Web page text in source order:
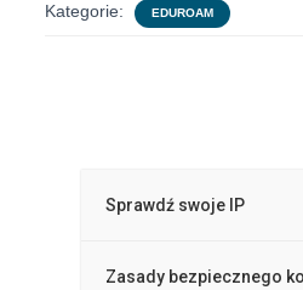
Kategorie: EDUROAM
Sprawdź swoje IP
Zasady bezpiecznego